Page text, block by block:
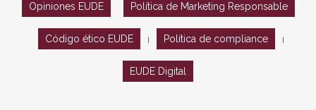
Opiniones EUDE Política de Marketing Responsable
Código ético EUDE Política de compliance
EUDE Digital